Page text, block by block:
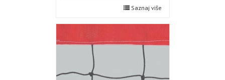
Saznaj više